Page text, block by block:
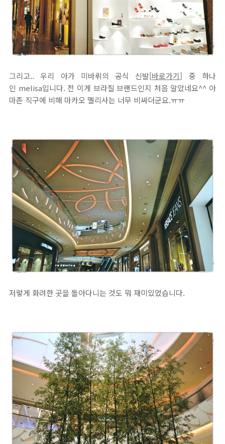
그리고.. 우리 아가 미바뤼의 공식 신발[바로가기] 중 하나
인 melisa입니다. 전 이게 브라질 브랜드인지 처음 알았네요^^ 아
마존 직구에 비해 마카오 멜리사는 너무 비싸더군요.ㅠㅠ
저렇게 화려한 곳을 돌아다니는 것도 뭐 재미있었습니다.